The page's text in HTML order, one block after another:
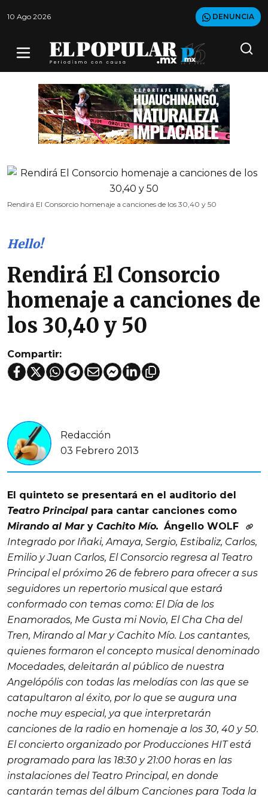
10 Ago 2026 DENUNCIA
Rendirá El Consorcio homenaje a canciones de los 30,40 y 50
Hello!
Rendirá El Consorcio
homenaje a canciones de
los 30,40 y 50
Compartir:
Redacción
03 Febrero 2013
El quinteto se presentará en el auditorio del
Teatro Principal para cantar canciones como
Mirando al Mary Cachito Mío. Ángello WOLF
Integrado por Iñaki, Amaya, Sergio, Estibaliz, Carlos,
Emilio y Juan Carlos, El Consorcio regresa al Teatro
Principalel próximo 26 de febrero para ofrecer a sus
seguidores un repertorio musical que estará
conformado con temas como: El Día de los
Enamorados, Me Gusta mi Novio, El Cha Cha del
Tren, Mirando al Mary Cachito Mío. Los cantantes,
quienes formaron el concepto musical denominado
Mocedades, deleitarán al público de nuestra
Angelópólis con todas las melodías con las que se
catapultaron al éxito, por lo que se augura una
noche muy especial, ya que interpretarán
canciones de la radio en homenaje a los 30, 40 y 50.
El concierto organizado por Producciones HITestá
programado para las 18:30 y 21:00 horas en las
instalaciones del Teatro Principal, en donde
cantarán temas del álbum Canciones para Toda la